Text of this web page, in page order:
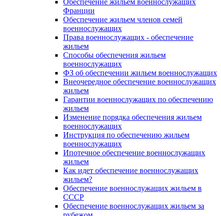
Обеспечение жильем военнослужащих
Франции
Обеспечение жильем членов семей
военнослужащих
Права военнослужащих - обеспечение
жильем
Способы обеспечения жильем
военнослужащих
ФЗ об обеспечении жильем военнослужащих
Внеочередное обеспечение военнослужащих
жильем
Гарантии военнослужащих по обеспечению
жильем
Изменение порядка обеспечения жильем
военнослужащих
Инструкция по обеспечению жильем
военнослужащих
Ипотечное обеспечение военнослужащих
жильем
Как идет обеспечение военнослужащих
жильем?
Обеспечение военнослужащих жильем в
СССР
Обеспечение военнослужащих жильем за